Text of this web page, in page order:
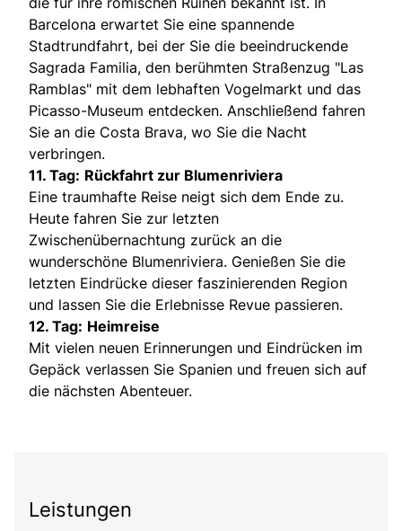
Barcelona erwartet Sie eine spannende
Stadtrundfahrt, bei der Sie die beeindruckende
Sagrada Familia, den berühmten Straßenzug "Las
Ramblas" mit dem lebhaften Vogelmarkt und das
Picasso-Museum entdecken. Anschließend fahren
Sie an die Costa Brava, wo Sie die Nacht
verbringen.
11. Tag: Rückfahrt zur Blumenriviera
Eine traumhafte Reise neigt sich dem Ende zu.
Heute fahren Sie zur letzten
Zwischenübernachtung zurück an die
wunderschöne Blumenriviera. Genießen Sie die
letzten Eindrücke dieser faszinierenden Region
und lassen Sie die Erlebnisse Revue passieren.
12. Tag: Heimreise
Mit vielen neuen Erinnerungen und Eindrücken im
Gepäck verlassen Sie Spanien und freuen sich auf
die nächsten Abenteuer.
Leistungen